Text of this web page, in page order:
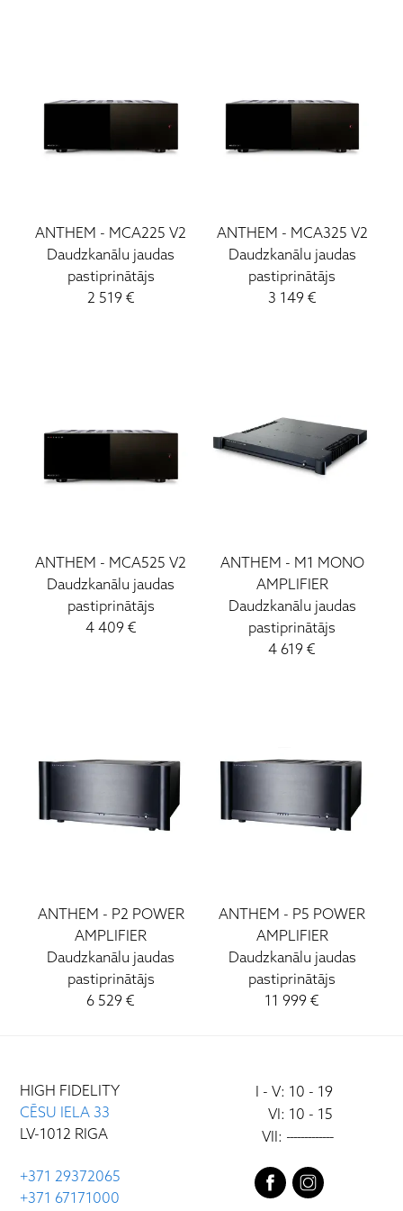
ANTHEM - MCA225 V2
Daudzkanālu jaudas
pastiprinātājs
2 519€
ANTHEM - MCA325 V2
Daudzkanālu jaudas
pastiprinātājs
3 149€
ANTHEM - MCA525 V2
Daudzkanālu jaudas
pastiprinātājs
4 409€
ANTHEM - M1 MONO
AMPLIFIER
Daudzkanālu jaudas
pastiprinātājs
4 619 €
ANTHEM - P2 POWER
AMPLIFIER
Daudzkanālu jaudas
pastiprinātājs
6 529 €
ANTHEM - P5 POWER
AMPLIFIER
Daudzkanālu jaudas
pastiprinātājs
11 999 €
Lockwood
Wharfedale
HIGH FIDELITY
CĒSU IELA 33
LV-1012 RIGA
I - V: 10 - 19
VI: 10 - 15
VII: -------------
+371 29372065
+371 67171000